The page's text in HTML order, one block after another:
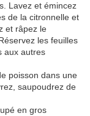
Lavez et émincez
de la citronnelle et
et râpez le
les feuilles
aux autres
poisson dans une
saupoudrez de
en gros